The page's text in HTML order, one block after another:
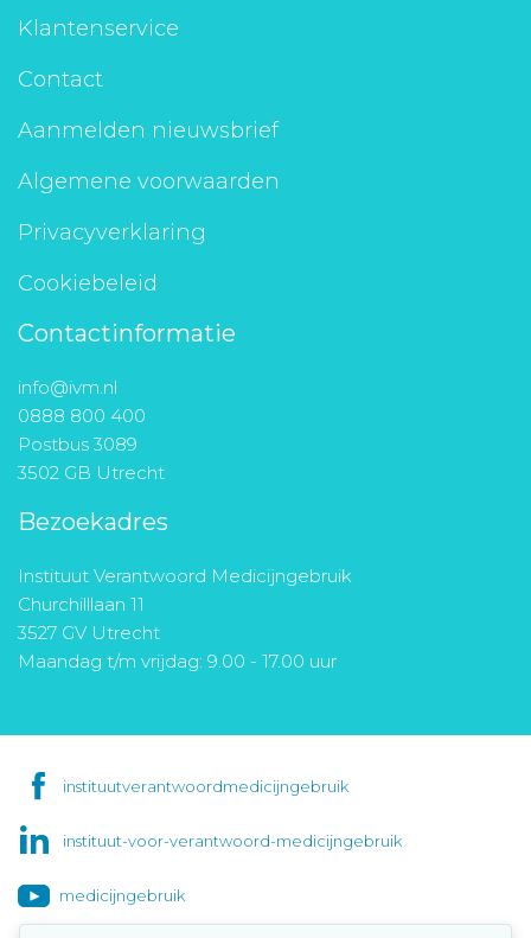
Klantenservice
Contact
Aanmelden nieuwsbrief
Algemene voorwaarden
Privacyverklaring
Cookiebeleid
Contactinformatie
info@ivm.nl
0888 800 400
Postbus 3089
3502 GB Utrecht
Bezoekadres
Instituut Verantwoord Medicijngebruik
Churchilllaan 11
3527 GV Utrecht
Maandag t/m vrijdag: 9.00 - 17.00 uur
instituutverantwoordmedicijngebruik
instituut-voor-verantwoord-medicijngebruik
medicijngebruik